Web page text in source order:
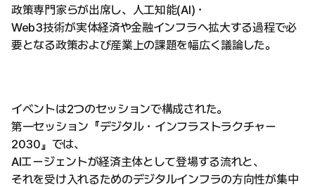
政策専門家らが出席し、人工知能(AI)・
Web3技術が実体経済や金融インフラへ拡大する過程で必
要となる政策および産業上の課題を幅広く議論した。
イベントは2つのセッションで構成された。
第一セッション『デジタル・インフラストラクチャー
2030』では、
AIエージェントが経済主体として登場する流れと、
それを受け入れるためのデジタルインフラの方向性が集中